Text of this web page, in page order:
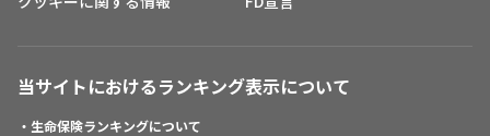
当サイトにおけるランキング表示について
・生命保険ランキングについて